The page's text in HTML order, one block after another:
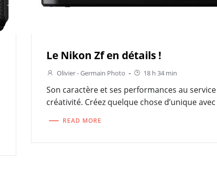
Le Nikon Zf en détails !
Olivier - Germain Photo - 18 h 34 min
Son caractère et ses performances au
créativité. Créez quelque chose d’unique
READ MORE